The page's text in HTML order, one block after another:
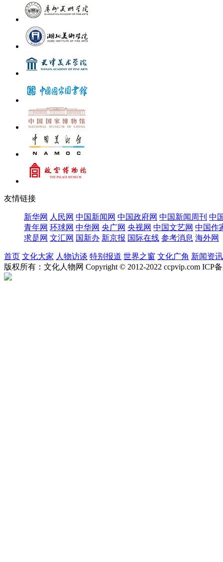
友情链接
新华网 人民网 中国新闻网 中国政府网 中国新闻周刊 中
青年网 环球网 中华网 央广网 央视网 中国文艺网 中国作
求是网 文汇网 国新办 新京报 国际在线 参考消息 海外网
首页 文化大家 人物访谈 特别报道 世界之窗 文化广角 新闻资讯
版权所有：文化人物网 Copyright © 2012-2022 ccpvip.com ICP